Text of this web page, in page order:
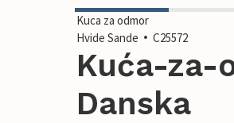
Kuca za odmor
Hvide Sande
C25572
Kuća-za-
Danska